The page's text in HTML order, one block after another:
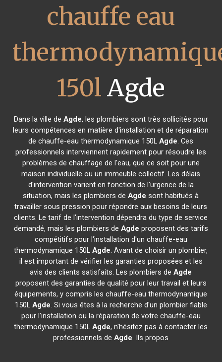
chauffe eau
150l Agde
Dans la ville de Agde, les plombiers sont très sollicités pour
leurs compétences en matière d'installation et de réparation
de chauffe-eau thermodynamique 150LAgde. Ces
professionnels interviennent rapidement pour résoudre les
problèmes de chauffage de l'eau, que ce soit pour une
maison individuelle ou un immeuble collectif. Les délais
d'intervention varient en fonction de l'urgence de la
situation, mais les plombiers deAgde sont habitués à
travailler sous pression pour répondre aux besoins de leurs
clients. Le tarif de l'intervention dépendra du type de service
demandé, mais les plombiers de Agde proposent des tarifs
compétitifs pour l'installation d'un chauffe-eau
thermodynamique 150LAgde. Avant de choisir un plombier,
il est important de vérifier les garanties proposées et les
avis des clients satisfaits. Les plombiers deAgde
proposent des garanties de qualité pour leur travail et leurs
équipements, y compris les chauffe-eau thermodynamique
150L Agde. Si vous êtes à la recherche d'un plombier fiable
pour l'installation ou la réparation de votre chauffe-eau
thermodynamique 150LAgde, n'hésitez pas à contacter les
professionnels deAgde. Ils propos